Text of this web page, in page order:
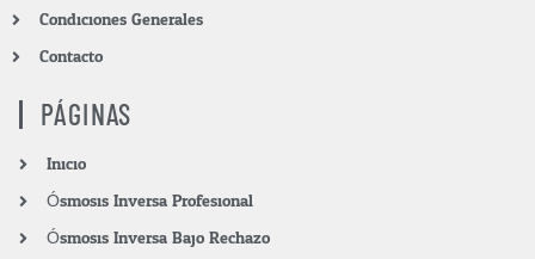
Condiciones Generales
Contacto
PÁGINAS
Inicio
Ósmosis Inversa Profesional
Ósmosis Inversa Bajo Rechazo